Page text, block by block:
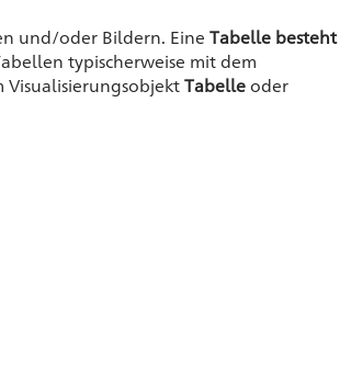
und/oder Bildern. Eine Tabelle besteht
typischerweise mit dem
Visualisierungsobjekt Tabelle oder